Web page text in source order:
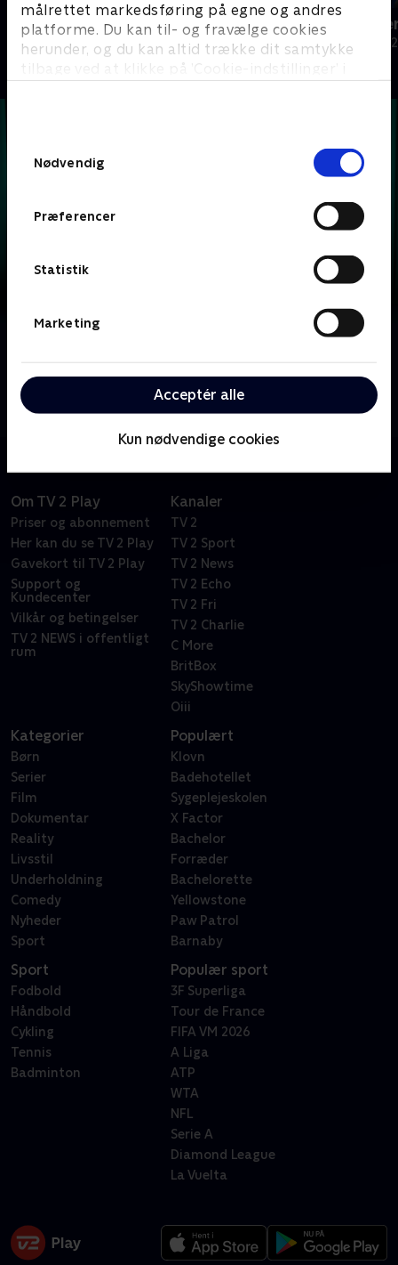
målrettet markedsføring på egne og andres
platforme. Du kan til- og fravælge cookies
herunder, og du kan altid trække dit samtykke
tilbage ved at klikke på ’Cookie-indstillinger’ i
Nødvendig
Præferencer
Statistik
Marketing
Acceptér alle
Kun nødvendige cookies
24 stjerners julikalender
TV-Shows • 1 sæsoner
Hvem vil
Quiz-shows •
skal bluffe, gætte, købe og sælge sig igennem en
masse loppefund i håbet om at tjene flest penge.
Om TV 2 Play
Priser og abonnement
Her kan du se TV 2 Play
Gavekort til TV 2 Play
Support og
Kundecenter
Vilkår og betingelser
TV 2 NEWS i offentligt
rum
Kanaler
TV 2
TV 2 Sport
TV 2 News
TV 2 Echo
TV 2 Fri
TV 2 Charlie
C More
BritBox
SkyShowtime
Oiii
Kategorier
Børn
Serier
Film
Dokumentar
Reality
Livsstil
Underholdning
Comedy
Nyheder
Sport
Populært
Klovn
Badehotellet
Sygeplejeskolen
X Factor
Bachelor
Forræder
Bachelorette
Yellowstone
Paw Patrol
Barnaby
Sport
Fodbold
Håndbold
Cykling
Tennis
Badminton
Populær sport
3F Superliga
Tour de France
FIFA VM 2026
A Liga
ATP
WTA
NFL
Serie A
Diamond League
La Vuelta